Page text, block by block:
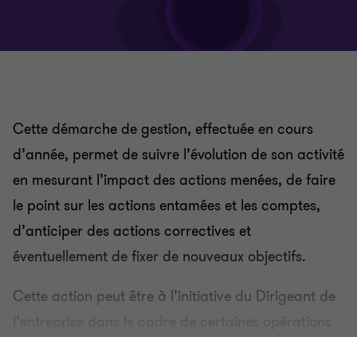
Situations comptables
Prévisionnels d’exploitation et budgets de trésorerie
Évaluation d’entreprises
Cette démarche de gestion, effectuée en cours
d’année, permet de suivre l’évolution de son activité
en mesurant l’impact des actions menées, de faire
le point sur les actions entamées et les comptes,
d’anticiper des actions correctives et
éventuellement de fixer de nouveaux objectifs.
Cette action peut être à l’initiative du Dirigeant de
l’entreprise dans le cadre de certaines opérations